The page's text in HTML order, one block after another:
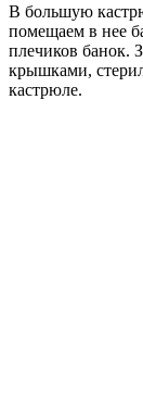
В большую
помещаем в нее
плечиков банок.
крышками,
кастрюле.